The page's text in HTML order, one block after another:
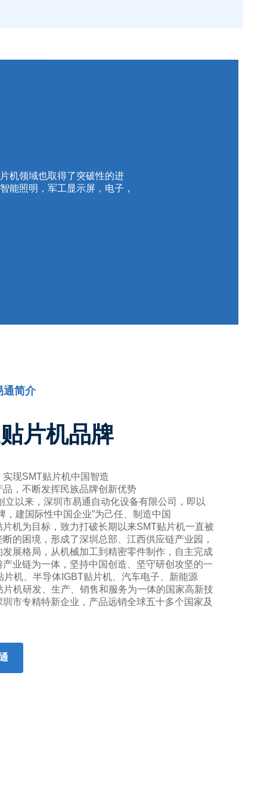
机领域也取得了突破性的进
能照明，军工显示屏，电子，
通简介
片机品牌
实现SMT贴片机中国智造
品，不断发挥民族品牌创新优势
立以来，深圳市易通自动化设备有限公司，即以
，建国际性中国企业”为己任、制造中国
片机为目标，致力打破长期以来SMT贴片机一直被
的困境，形成了深圳总部、江西供应链产业园，
发展格局，从机械加工到精密零件制作，自主完成
产业链为一体，坚持中国创造、坚守研创攻坚的一
片机、半导体IGBT贴片机、汽车电子、新能源
片机研发、生产、销售和服务为一体的国家高新技
市专精特新企业，产品远销全球五十多个国家及